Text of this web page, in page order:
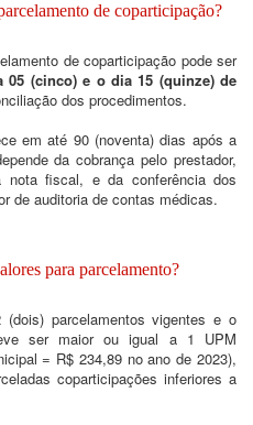
de coparticipação?
de coparticipação pode ser
05 (cinco) e o dia 15 (quinze) de
dos procedimentos.
em até 90 (noventa) dias após a
da cobrança pelo prestador,
fiscal, e da conferência dos
de auditoria de contas médicas.
para parcelamento?
parcelamentos vigentes e o
ser maior ou igual a 1 UPM
= R$ 234,89 no ano de 2023),
coparticipações inferiores a